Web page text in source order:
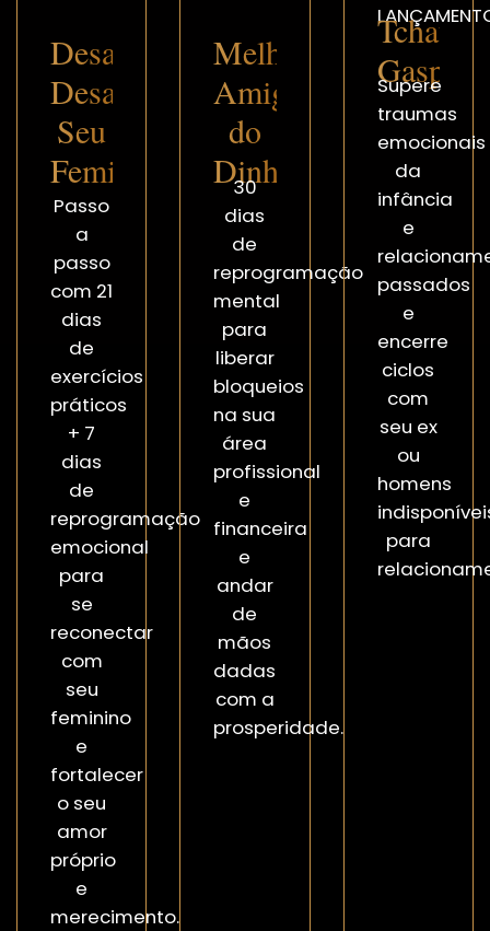
Desafio,
Desabroche
Seu
Feminino
Passo
a
passo
com 21
dias
de
exercícios
práticos
+ 7
dias
de
reprogramação
emocional
para
se
reconectar
com
seu
feminino
e
fortalecer
o seu
amor
próprio
e
merecimento.
Melhor
Amiga
do
Dinheiro
30
dias
de
reprogramação
mental
para
liberar
bloqueios
na sua
área
profissional
e
financeira
e
andar
de
mãos
dadas
com a
prosperidade.
Tchau,
Supere
traumas
emocionais
da
infância
e
passados
e
encerre
ciclos
com
seu ex
ou
homens
para